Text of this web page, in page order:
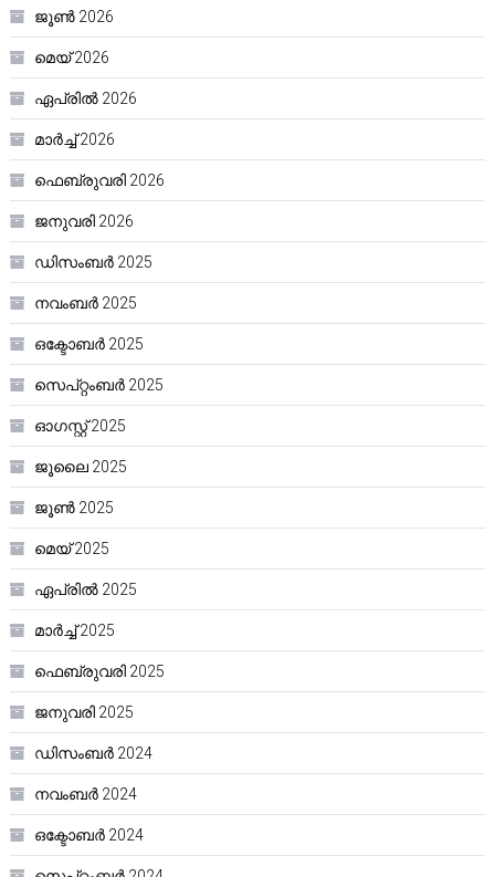
ജൂൺ 2026
മെയ്‌ 2026
ഏപ്രിൽ 2026
മാർച്ച്‌ 2026
ഫെബ്രുവരി 2026
ജനുവരി 2026
ഡിസംബർ 2025
നവംബർ 2025
ഒക്ടോബർ 2025
സെപ്റ്റംബർ 2025
ഓഗസ്റ്റ്‌ 2025
ജൂലൈ 2025
ജൂൺ 2025
മെയ്‌ 2025
ഏപ്രിൽ 2025
മാർച്ച്‌ 2025
ഫെബ്രുവരി 2025
ജനുവരി 2025
ഡിസംബർ 2024
നവംബർ 2024
ഒക്ടോബർ 2024